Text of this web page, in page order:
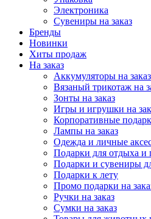
Электроника
Сувениры на заказ
Бренды
Новинки
Хиты продаж
На заказ
Аккумуляторы на заказ
Вязаный трикотаж на
Зонты на заказ
Игры и игрушки на
Корпоративные
Лампы на заказ
Одежда и личные
Подарки для отдыха и
Подарки и сувениры
Подарки к лету
Промо подарки на
Ручки на заказ
Сумки на заказ